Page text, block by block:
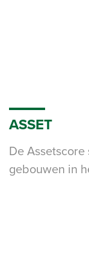
ASSET
De
gebouwen in